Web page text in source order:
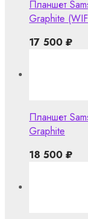
Планшет
Graphite
17 500 ₽
Планшет
Graphite
18 500 ₽